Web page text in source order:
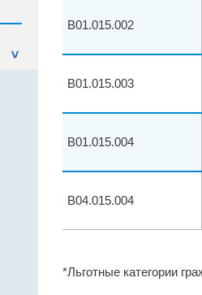
>
B01.015.002
B01.015.003
B01.015.004
B04.015.004
*Льготные категории